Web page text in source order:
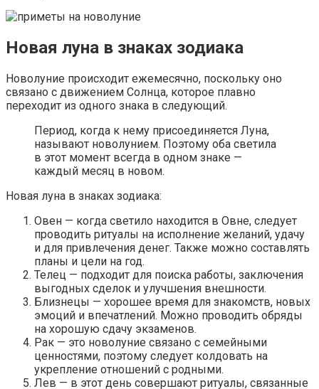
Новая луна в знаках зодиака
Новолуние происходит ежемесячно, поскольку оно
связано с движением Солнца, которое плавно
переходит из одного знака в следующий.
Период, когда к нему присоединяется Луна,
называют новолунием. Поэтому оба светила
в этот момент всегда в одном знаке —
каждый месяц в новом.
Новая луна в знаках зодиака:
Овен — когда светило находится в Овне, следует
проводить ритуалы на исполнение желаний, удачу
и для привлечения денег. Также можно составлять
планы и цели на год.
Телец — подходит для поиска работы, заключения
выгодных сделок и улучшения внешности.
Близнецы — хорошее время для знакомств, новых
эмоций и впечатлений. Можно проводить обряды
на хорошую сдачу экзаменов.
Рак — это новолуние связано с семейными
ценностями, поэтому следует колдовать на
укрепление отношений с родными.
Лев — в этот день совершают ритуалы, связанные